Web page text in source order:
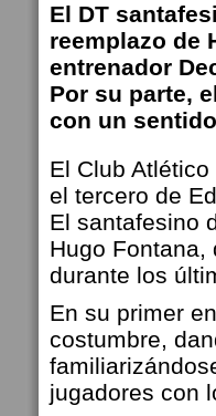
El DT
reemplazo de
entrenador
Por su parte,
con un
El Club
el tercero de
El santafesino
Hugo Fontana,
durante los
En su primer
costumbre,
jugadores con